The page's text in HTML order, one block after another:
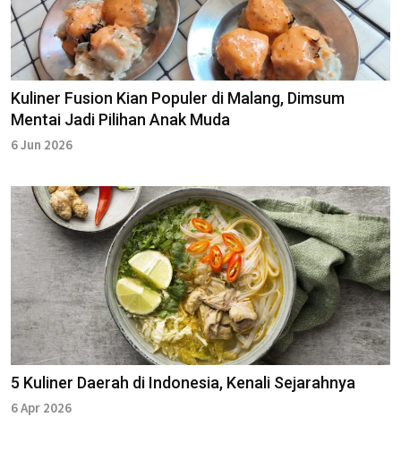
Kuliner Fusion Kian Populer di Malang, Dimsum
Mentai Jadi Pilihan Anak Muda
6 Jun 2026
5 Kuliner Daerah di Indonesia, Kenali Sejarahnya
6 Apr 2026